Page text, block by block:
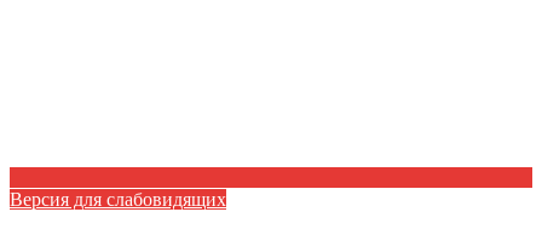
Версия для слабовидящих